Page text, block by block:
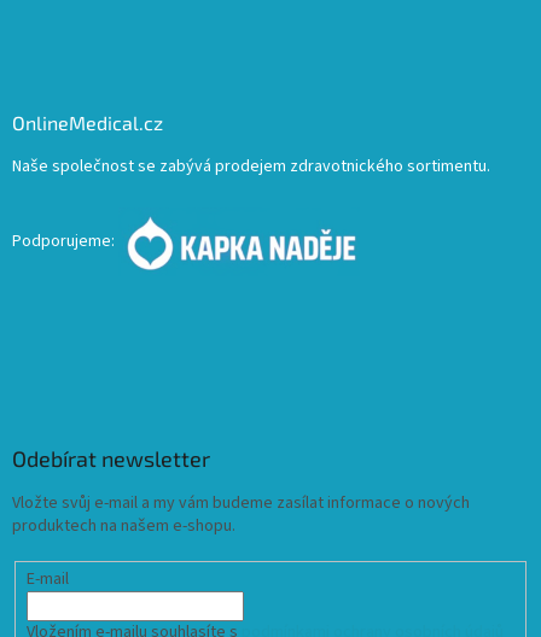
OnlineMedical.cz
Naše společnost se zabývá prodejem zdravotnického sortimentu.
Podporujeme:
Odebírat newsletter
Vložte svůj e-mail a my vám budeme zasílat informace o nových
produktech na našem e-shopu.
E-mail
Vložením e-mailu souhlasíte s